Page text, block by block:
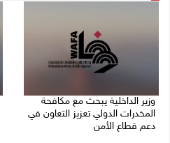
وزير الداخلية يبحث مع مكافحة
المخدرات الدولي تعزيز التعاون في
دعم قطاع الأمن